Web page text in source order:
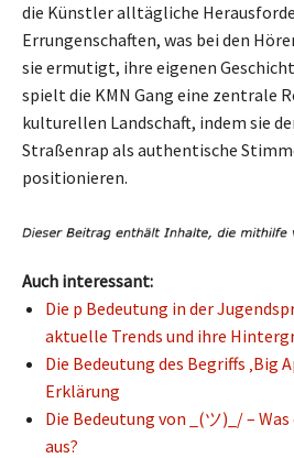
die Künstler alltägliche
Errungenschaften, was bei den
sie ermutigt, ihre eigenen
spielt die KMN Gang eine zentrale
kulturellen Landschaft, indem sie
Straßenrap als authentische
positionieren.
Auch interessant:
Die p Bedeutung in der
aktuelle Trends und ihre
Die Bedeutung des Begriffs ‚Big
Erklärung
Die Bedeutung von _(ツ)_/ –
aus?